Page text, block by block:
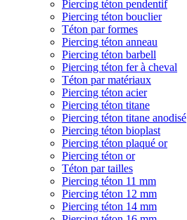
Piercing téton pendentif
Piercing téton bouclier
Téton par formes
Piercing téton anneau
Piercing téton barbell
Piercing téton fer à cheval
Téton par matériaux
Piercing téton acier
Piercing téton titane
Piercing téton titane anodisé
Piercing téton bioplast
Piercing téton plaqué or
Piercing téton or
Téton par tailles
Piercing téton 11 mm
Piercing téton 12 mm
Piercing téton 14 mm